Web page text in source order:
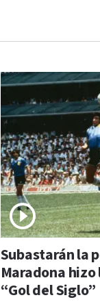
Subastarán la
Maradona hizo
“Gol del Siglo”